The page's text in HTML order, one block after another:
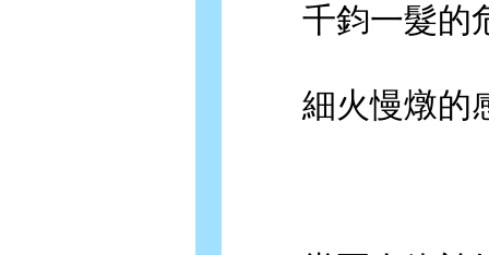
千鈞一髮的
細火慢燉的感